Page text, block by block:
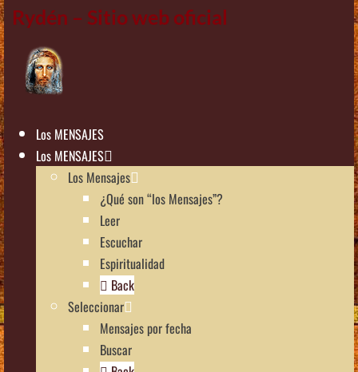
Rydén – Sitio web oficial
Los MENSAJES
Los MENSAJES
Los Mensajes
¿Qué son “los Mensajes”?
Leer
Escuchar
Espiritualidad
Back
Seleccionar
Mensajes por fecha
Buscar